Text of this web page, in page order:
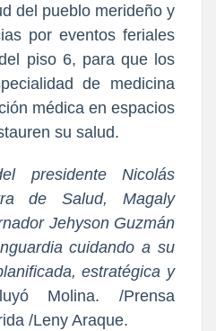
del pueblo merideño y
por eventos feriales
piso 6, para que los
de medicina
médica en espacios
su salud.
presidente Nicolás
de Salud, Magaly
Jehyson Guzmán
cuidando a su
estratégica y
Molina. /Prensa
/Leny Araque.